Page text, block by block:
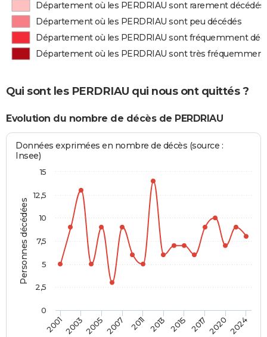
Département où les PERDRIAU sont rarement décédés
Département où les PERDRIAU sont peu décédés
Département où les PERDRIAU sont fréquemment
Département où les PERDRIAU sont très
Qui sont les PERDRIAU qui nous ont quittés ?
Evolution du nombre de décès de PERDRIAU
Personnes décédées
Données exprimées en nombre de décès (source :
Insee)
2001200320052007 2011 2013 2015 2017 20202024
0
2,5
5
7,5
10
12,5
15